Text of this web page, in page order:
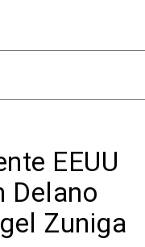
EEUU
Delano
Zuniga